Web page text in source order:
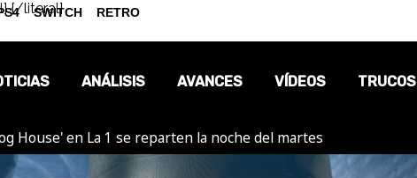
{/literal}
ANÁLISIS AVANCES VÍDEOS TRUCOS
House' en La 1 se reparten la noche del martes
SWITCH RETRO